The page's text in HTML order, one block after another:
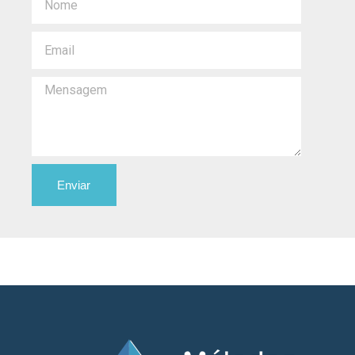
Enviar